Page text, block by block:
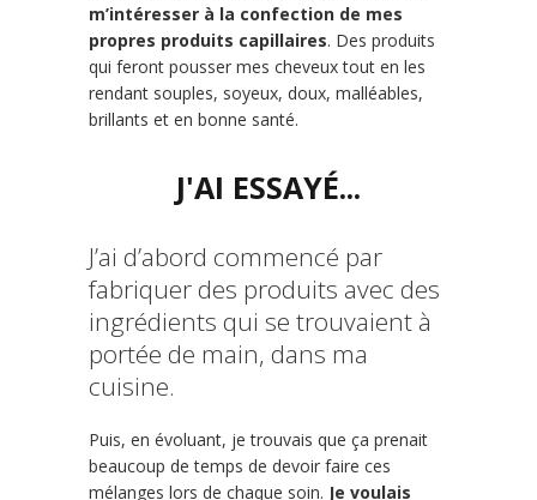
m’intéresser à la confection de mes
propres produits capillaires. Des produits
qui feront pousser mes cheveux tout en les
rendant souples, soyeux, doux, malléables,
brillants et en bonne santé.
J'AI ESSAYÉ...
J’ai d’abord commencé par
fabriquer des produits avec des
ingrédients qui se trouvaient à
portée de main, dans ma
cuisine.
Puis, en évoluant, je trouvais que ça prenait
beaucoup de temps de devoir faire ces
mélanges lors de chaque soin. Je voulais